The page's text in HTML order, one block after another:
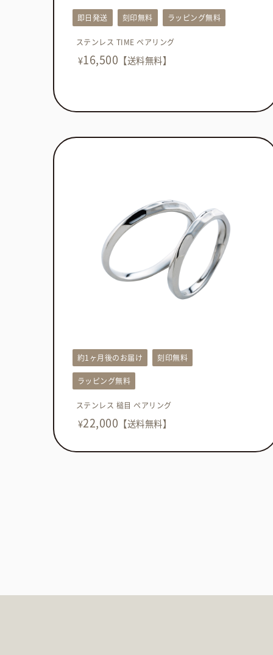
即日発送 刻印無料 ラッピング無料
ステンレス TIME ペアリング
16,500
約1ヶ月後のお届け 刻印無料
ラッピング無料
ステンレス 槌目 ペアリング
22,000